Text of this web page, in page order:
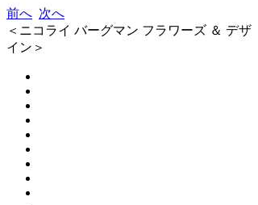
前へ 次へ
＜ニコライ バーグマン フラワーズ ＆ デザ
イン＞